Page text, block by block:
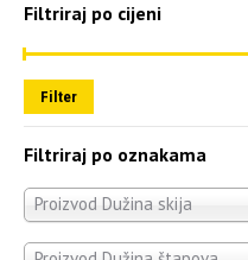
Filtriraj po cijeni
Filter
Filtriraj po oznakama
Proizvod Dužina skija